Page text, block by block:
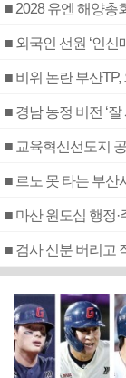
■ 2028 유엔 해양총
■ 외국인 선원 ‘인
■ 비위 논란 부산TP,
■ 경남 농정 비전 ‘
■ 교육혁신선도지
■ 르노 못 타는 부
■ 마산 원도심 행정